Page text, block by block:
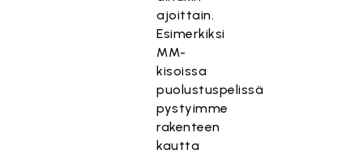
ajoittain.
Esimerkiksi
MM-
kisoissa
puolustuspelissä
pystyimme
rakenteen
kautta